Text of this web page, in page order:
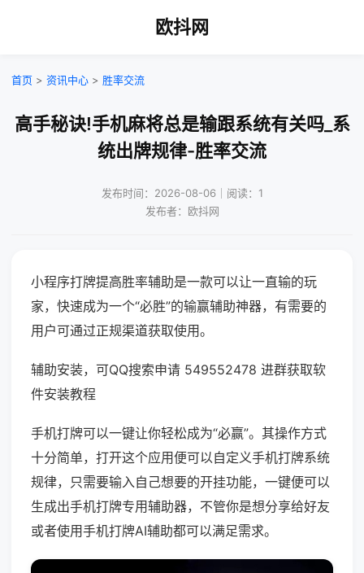
欧抖网
首页 > 资讯中心 > 胜率交流
高手秘诀!手机麻将总是输跟系统有关吗_系
统出牌规律-胜率交流
发布时间：2026-08-06｜阅读：1
发布者：欧抖网
小程序打牌提高胜率辅助是一款可以让一直输的玩
家，快速成为一个“必胜”的输赢辅助神器，有需要的
用户可通过正规渠道获取使用。
辅助安装，可QQ搜索申请 549552478 进群获取软
件安装教程
手机打牌可以一键让你轻松成为“必赢”。其操作方式
十分简单，打开这个应用便可以自定义手机打牌系统
规律，只需要输入自己想要的开挂功能，一键便可以
生成出手机打牌专用辅助器，不管你是想分享给好友
或者使用手机打牌AI辅助都可以满足需求。